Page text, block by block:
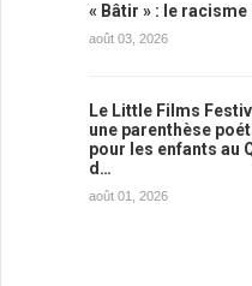
« Bâtir » : le
août 03, 2026
Le Little Films
une parenthèse
pour les enfants au
d…
août 01, 2026